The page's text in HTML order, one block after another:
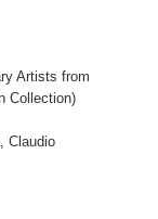
Artists from
Collection)
Claudio